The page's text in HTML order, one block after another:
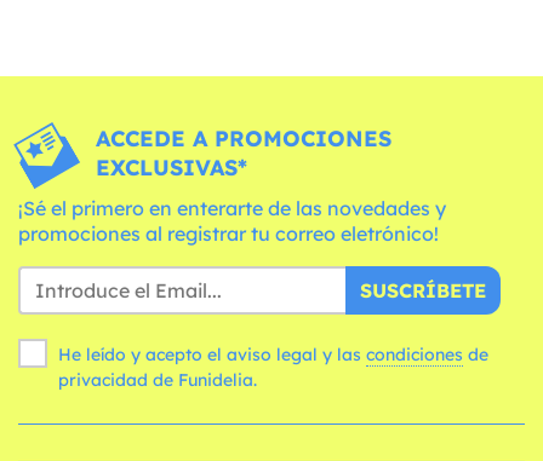
ACCEDE A PROMOCIONES
EXCLUSIVAS*
¡Sé el primero en enterarte de las novedades y
promociones al registrar tu correo eletrónico!
SUSCRÍBETE
He leído y acepto el aviso legal y las condiciones
privacidad de Funidelia.